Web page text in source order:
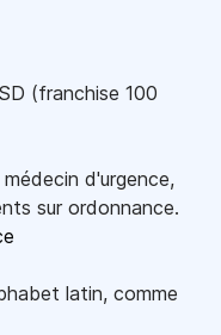
(franchise 100
d'urgence,
sur ordonnance.
latin, comme